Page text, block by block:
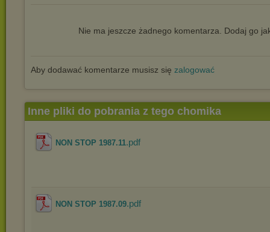
Nie ma jeszcze żadnego komentarza. Dodaj go
Aby dodawać komentarze musisz się zalogować
Inne pliki do pobrania z tego chomika
NON STOP 1987.11.pdf
NON STOP 1987.09.pdf